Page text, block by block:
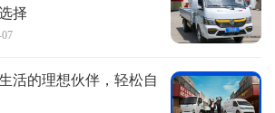
择
的理想伙伴，轻松自